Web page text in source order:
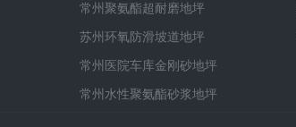
常州聚氨酯超耐磨地坪
苏州环氧防滑坡道地坪
常州医院车库金刚砂地坪
常州水性聚氨酯砂浆地坪